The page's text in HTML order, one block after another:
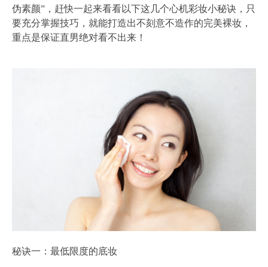
伪素颜”，赶快一起来看看以下这几个心机彩妆小秘诀，只
要充分掌握技巧，就能打造出不刻意不造作的完美裸妆，
重点是保证直男绝对看不出来！
秘诀一：最低限度的底妆